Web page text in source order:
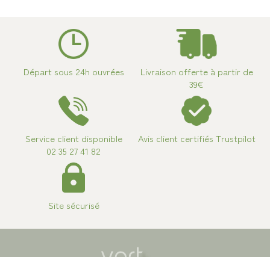
Départ sous 24h ouvrées
Livraison offerte à partir de
39€
Service client disponible
02 35 27 41 82
Avis client certifiés Trustpilot
Site sécurisé